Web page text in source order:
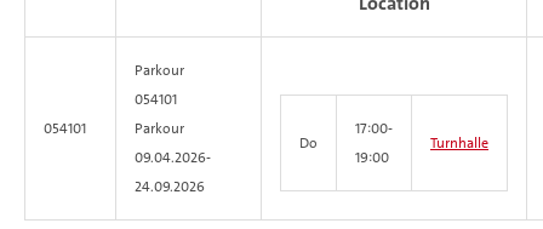
054101
Parkour
054101
Parkour
09.04.2026-
24.09.2026
Do
17:00-
19:00
Turnhalle